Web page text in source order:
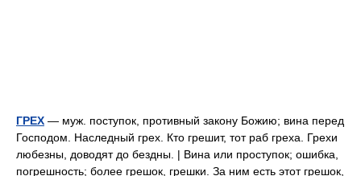
ГРЕХ — муж. поступок, противный закону Божию; вина перед
Господом. Наследный грех. Кто грешит, тот раб греха. Грехи
любезны, доводят до бездны. | Вина или проступок; ошибка,
погрешность; более грешок, грешки. За ним есть этот грешок,